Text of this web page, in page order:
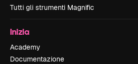
Tutti gli strumenti Magnific
Inizia
Academy
Documentazione